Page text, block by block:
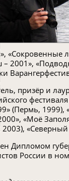
«Сокровенные
2001»,
призёр и
(Пермь, 1999),
«Моё
Дипломом
России в